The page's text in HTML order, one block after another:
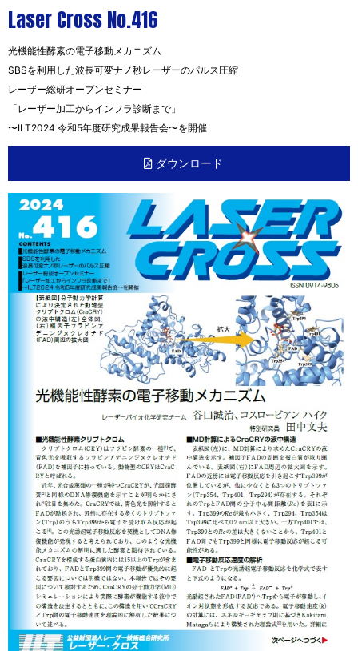
Laser Cross No.416
光機能性酵素の電子移動メカニズム
SBSを利用した波長可変ナノ秒レーザーのパルス圧縮
レーザー総研オープンセミナー
「レーザー加工からインフラ診断まで」
〜ILT2024 令和5年度研究成果報告会〜を開催
ダウンロード